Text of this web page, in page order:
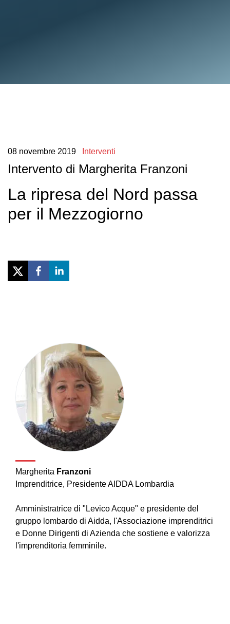
08 novembre 2019 Interventi
Intervento di Margherita Franzoni
La ripresa del Nord passa
per il Mezzogiorno
Margherita Franzoni
Imprenditrice, Presidente AIDDA Lombardia
Amministratrice di "Levico Acque" e presidente del
gruppo lombardo di Aidda, l'Associazione imprenditrici
e Donne Dirigenti di Azienda che sostiene e valorizza
l'imprenditoria femminile.